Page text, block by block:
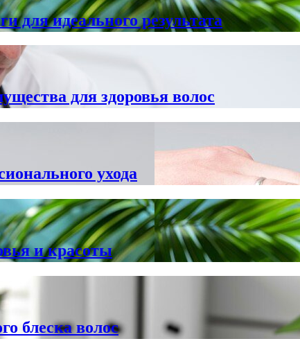
для идеального результата
для здоровья волос
ухода
и красоты
блеска волос